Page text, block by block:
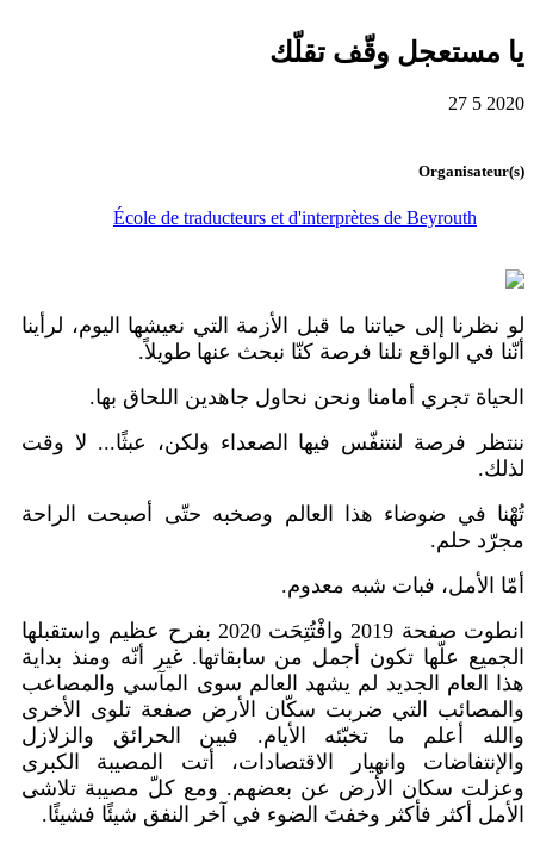
يا مستعجل وقّف تقلّك
27 5 2020
Organisateur(s)
École de traducteurs et d'interprètes de Beyrouth
لو نظرنا إلى حياتنا ما قبل الأزمة التي نعيشها اليوم، لرأينا
أنّنا في الواقع نلنا فرصة كنّا نبحث عنها طويلاً.
الحياة تجري أمامنا ونحن نحاول جاهدين اللحاق بها.
ننتظر فرصة لنتنفّس فيها الصعداء ولكن، عبثًا... لا وقت
لذلك.
تُهْنا في ضوضاء هذا العالم وصخبه حتّى أصبحت الراحة
مجرّد حلم.
أمّا الأمل، فبات شبه معدوم.
انطوت صفحة 2019 وافْتُتِحَت 2020 بفرح عظيم واستقبلها
الجميع علّها تكون أجمل من سابقاتها. غير أنّه ومنذ بداية
هذا العام الجديد لم يشهد العالم سوى المآسي والمصاعب
والمصائب التي ضربت سكّان الأرض صفعة تلوى الأخرى
والله أعلم ما تخبّئه الأيام. فبين الحرائق والزلازل
والإنتفاضات وانهيار الاقتصادات، أتت المصيبة الكبرى
وعزلت سكان الأرض عن بعضهم. ومع كلّ مصيبة تلاشى
الأمل أكثر فأكثر وخفتَ الضوء في آخر النفق شيئًا فشيئًا.